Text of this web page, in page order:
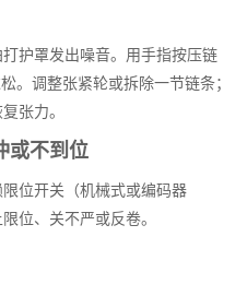
护罩发出噪音。用手指按压链
。调整张紧轮或拆除一节链条；
张力。
或不到位
位开关（机械式或编码器
位、关不严或反卷。